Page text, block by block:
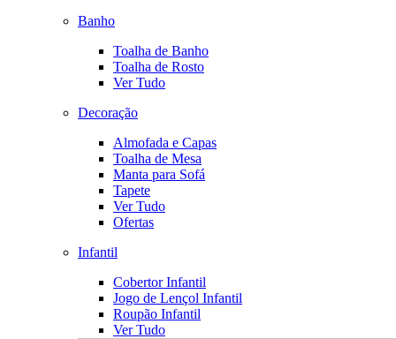
Banho
Toalha de Banho
Toalha de Rosto
Ver Tudo
Decoração
Almofada e Capas
Toalha de Mesa
Manta para Sofá
Tapete
Ver Tudo
Ofertas
Infantil
Cobertor Infantil
Jogo de Lençol Infantil
Roupão Infantil
Ver Tudo